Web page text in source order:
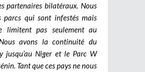
partenaires bilatéraux. Nous
parcs qui sont infestés mais
limitent pas seulement au
avons la continuité du
jusqu’au Niger et le Parc W
Tant que ces pays ne nous